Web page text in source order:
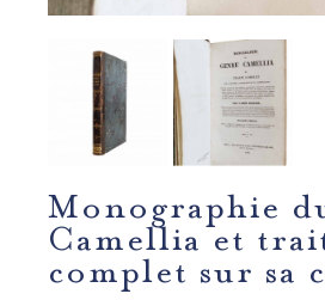
Monographie
Camellia et
complet sur sa